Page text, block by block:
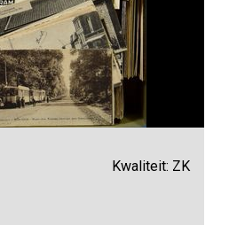
Kwaliteit: ZK